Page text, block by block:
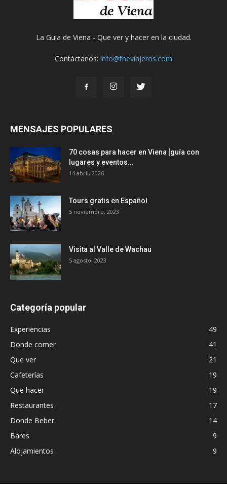
La Guia de Viena - Que ver y hacer en la ciudad.
Contáctanos: info@theviajeros.com
MENSAJES POPULARES
70 cosas para hacer en Viena [guía con
lugares y eventos...
14 abril, 2026
Tours gratis en Español
5 noviembre, 2023
Visita al Valle de Wachau
5 agosto, 2023
Categoría popular
Experiencias
49
Donde comer
41
Que ver
21
Cafeterías
19
Que hacer
19
Restaurantes
17
Donde Beber
14
Bares
9
Alojamientos
9